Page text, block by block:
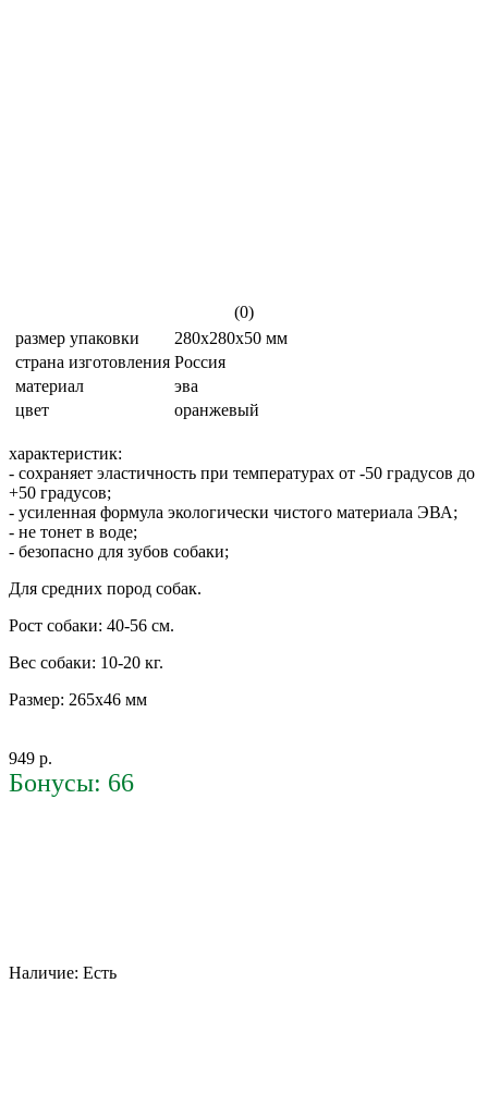
(0)
размер упаковки
280x280x50 мм
страна изготовления Россия
материал
эва
цвет
оранжевый
характеристик:
- сохраняет эластичность при температурах от -50 градусов до
+50 градусов;
- усиленная формула экологически чистого материала ЭВА;
- не тонет в воде;
- безопасно для зубов собаки;
Для средних пород собак.
Рост собаки: 40-56 см.
Вес собаки: 10-20 кг.
Размер: 265х46 мм
949 р.
Бонусы: 66
Наличие: Есть